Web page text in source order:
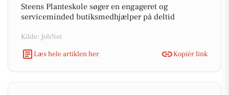
Steens Planteskole søger en engageret og
serviceminded butiksmedhjælper på deltid
Kilde: JobNet
Læs hele artiklen her
Kopiér link